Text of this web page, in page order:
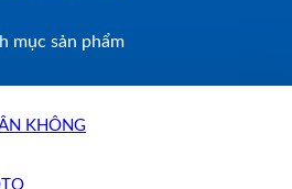
mục sản phẩm
KHÔNG